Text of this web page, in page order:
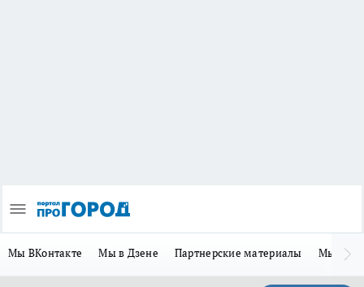
Мы ВКонтакте Мы в Дзене Партнерские материалы Мы в